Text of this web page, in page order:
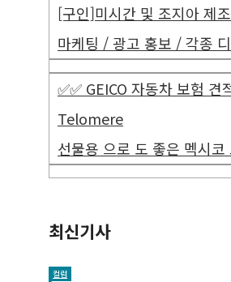
[구인]미시간 및 조지아 제
마케팅 / 광고 홍보 / 각종
✅✅ GEICO 자동차 보험 견
Telomere
선물용 으로 도 좋은 멕시
최신기사
컬럼